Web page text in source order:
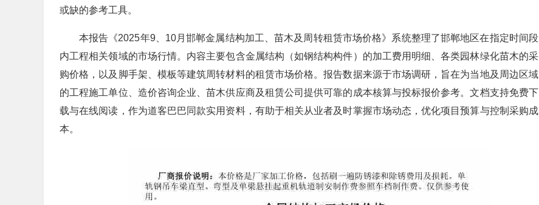
或缺的参考工具。
本报告《2025年9、10月邯郸金属结构加工、苗木及周转租赁市场价格》系统整理了邯郸地区在指定时间段
内工程相关领域的市场行情。内容主要包含金属结构（如钢结构构件）的加工费用明细、各类园林绿化苗木的采
购价格，以及脚手架、模板等建筑周转材料的租赁市场价格。报告数据来源于市场调研，旨在为当地及周边区域
的工程施工单位、造价咨询企业、苗木供应商及租赁公司提供可靠的成本核算与投标报价参考。文档支持免费下
载与在线阅读，作为道客巴巴同款实用资料，有助于相关从业者及时掌握市场动态，优化项目预算与控制采购成
本。